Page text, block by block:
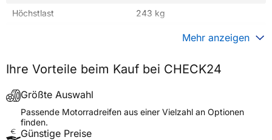
Höchstlast
243 kg
Fahrzeugtyp
Motorrad
Verwendung
Modellname
SL 38 UNICO
Reifenposition
Mehr anzeigen
Ihre Vorteile beim Kauf bei CHECK24
Größte Auswahl
Passende Motorradreifen aus einer Vielzahl an Optionen
finden.
Günstige Preise